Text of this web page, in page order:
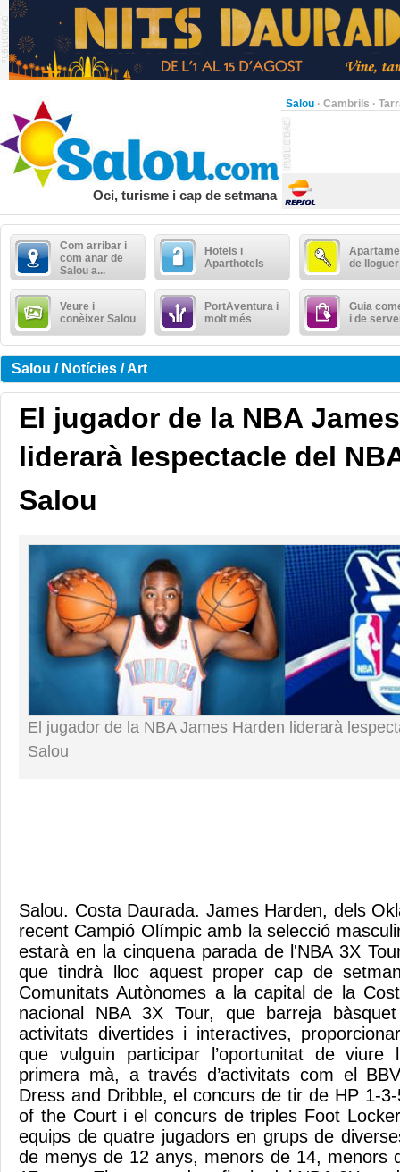
Salou · Cambrils ·
Oci, turisme i cap de setmana
Com arribar i
com anar de
Salou a...
Hotels i
Aparthotels
de lloguer
Veure i
conèixer Salou
PortAventura i
molt més
Guia
i de
Salou / Notícies / Art
El jugador de la NBA
liderarà lespectacle del
Salou
El jugador de la NBA James Harden liderarà
Salou
Salou. Costa Daurada. James Harden, dels
recent Campió Olímpic amb la selecció
estarà en la cinquena parada de l'NBA 3X
que tindrà lloc aquest proper cap de
Comunitats Autònomes a la capital de la
nacional NBA 3X Tour, que barreja
activitats divertides i interactives,
que vulguin participar l’oportunitat de viure
primera mà, a través d’activitats com el
Dress and Dribble, el concurs de tir de HP 1-
of the Court i el concurs de triples Foot
equips de quatre jugadors en grups de
de menys de 12 anys, menors de 14, menors